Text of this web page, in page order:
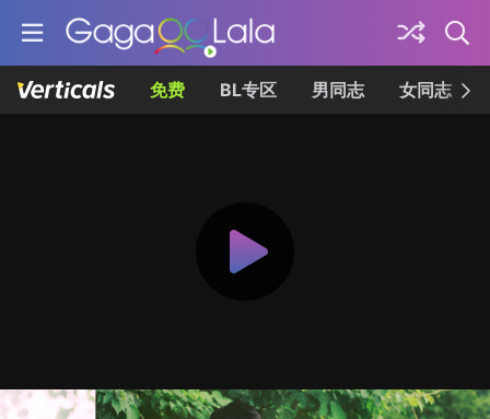
免费 BL专区 男同志 女同志